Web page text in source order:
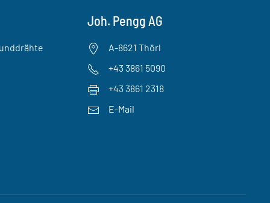
Joh. Pengg AG
A-8621 Thörl
+43 3861 5090
+43 3861 2318
E-Mail